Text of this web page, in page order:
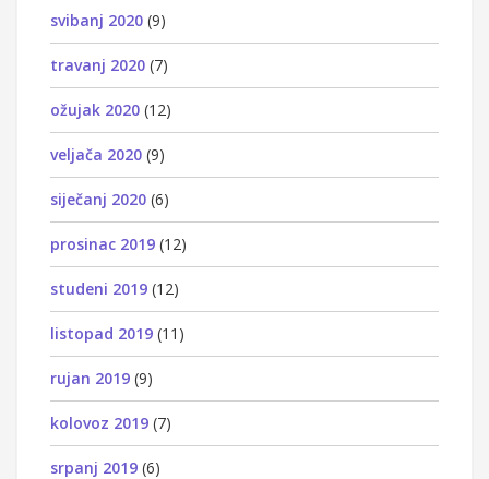
svibanj 2020 (9)
travanj 2020 (7)
ožujak 2020 (12)
veljača 2020 (9)
siječanj 2020 (6)
prosinac 2019 (12)
studeni 2019 (12)
listopad 2019 (11)
rujan 2019 (9)
kolovoz 2019 (7)
srpanj 2019 (6)